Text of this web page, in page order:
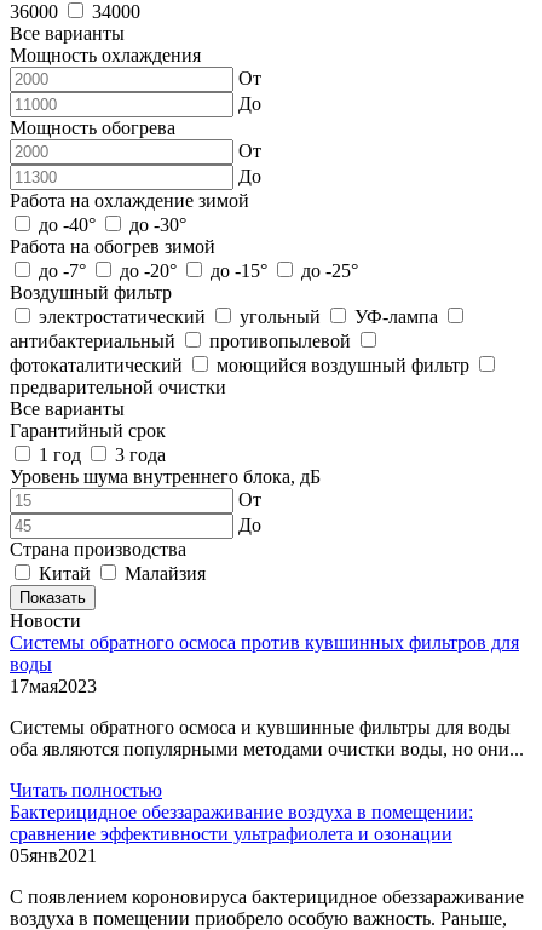
36000
34000
Все варианты
Мощность охлаждения
От
До
Мощность обогрева
От
До
Работа на охлаждение зимой
до -40°
до -30°
Работа на обогрев зимой
до -7°
до -20° до -15°
до -25°
Воздушный фильтр
электростатический
угольный
УФ-лампа
антибактериальный
противопылевой
фотокаталитический
моющийся воздушный фильтр
предварительной очистки
Все варианты
Гарантийный срок
1 год
3 года
Уровень шума внутреннего блока, дБ
От
До
Страна производства
Китай
Малайзия
Показать
Новости
Системы обратного осмоса против кувшинных фильтров для
воды
17мая2023
Системы обратного осмоса и кувшинные фильтры для воды
оба являются популярными методами очистки воды, но они...
Читать полностью
Бактерицидное обеззараживание воздуха в помещении:
сравнение эффективности ультрафиолета и озонации
05янв2021
С появлением короновируса бактерицидное обеззараживание
воздуха в помещении приобрело особую важность. Раньше,